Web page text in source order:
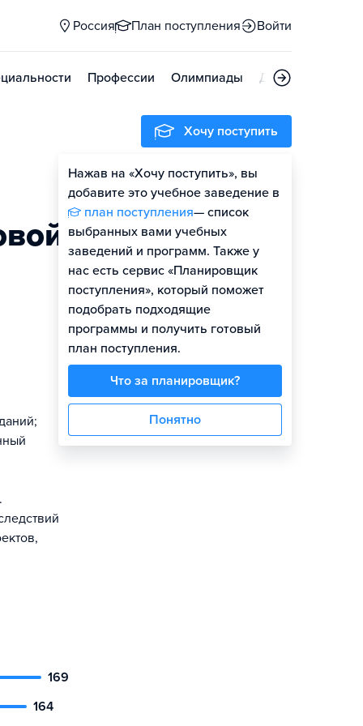
Россия План поступления Войти
Профессии Олимпиады Дни открытых
169
164
Хочу поступить
Нажав на «Хочу поступить», вы
добавите это учебное заведение в
план поступления— список
выбранных вами учебных
заведений и программ. Также у
нас есть сервис «Планировщик
поступления», который поможет
подобрать подходящие
программы и получить готовый
план поступления.
Что за планировщик?
Понятно
Оценить шансы